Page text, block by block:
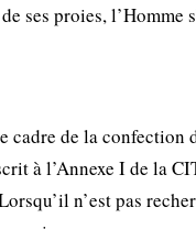
ses proies, l’Homme
cadre de la
à l’Annexe I de la
n’est pas